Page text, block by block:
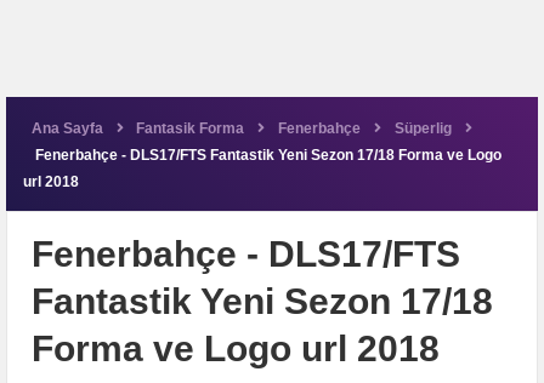
Ana Sayfa Fantasik Forma Fenerbahçe
Süperlig
Fenerbahçe - DLS17/FTS Fantastik Yeni Sezon 17/18 Forma ve Logo
url 2018
Fenerbahçe - DLS17/FTS
Fantastik Yeni Sezon 17/18
Forma ve Logo url 2018